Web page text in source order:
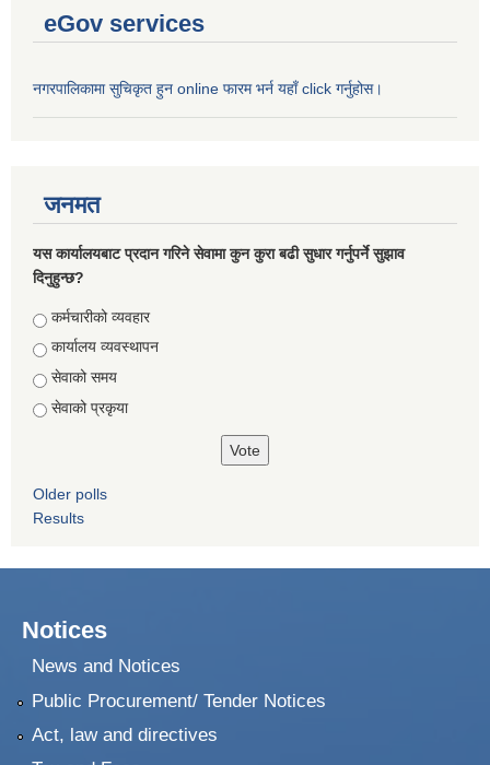
eGov services
नगरपालिकामा सुचिकृत हुन online फारम भर्न यहाँ click गर्नुहोस।
जनमत
यस कार्यालयबाट प्रदान गरिने सेवामा कुन कुरा बढी सुधार गर्नुपर्ने सुझाव
दिनुहुन्छ?
Choices
कर्मचारीको व्यवहार
कार्यालय व्यवस्थापन
सेवाको समय
सेवाको प्रकृया
Older polls
Results
Notices
News and Notices
Public Procurement/ Tender Notices
Act, law and directives